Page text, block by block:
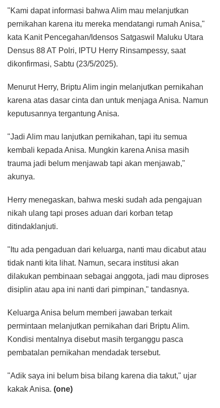
"Kami dapat informasi bahwa Alim mau melanjutkan
pernikahan karena itu mereka mendatangi rumah Anisa,"
kata Kanit Pencegahan/Idensos Satgaswil Maluku Utara
Densus 88 AT Polri, IPTU Herry Rinsampessy, saat
dikonfirmasi, Sabtu (23/5/2025).
Menurut Herry, Briptu Alim ingin melanjutkan pernikahan
karena atas dasar cinta dan untuk menjaga Anisa. Namun
keputusannya tergantung Anisa.
"Jadi Alim mau lanjutkan pernikahan, tapi itu semua
kembali kepada Anisa. Mungkin karena Anisa masih
trauma jadi belum menjawab tapi akan menjawab,"
akunya.
Herry menegaskan, bahwa meski sudah ada pengajuan
nikah ulang tapi proses aduan dari korban tetap
ditindaklanjuti.
"Itu ada pengaduan dari keluarga, nanti mau dicabut atau
tidak nanti kita lihat. Namun, secara institusi akan
dilakukan pembinaan sebagai anggota, jadi mau diproses
disiplin atau apa ini nanti dari pimpinan," tandasnya.
Keluarga Anisa belum memberi jawaban terkait
permintaan melanjutkan pernikahan dari Briptu Alim.
Kondisi mentalnya disebut masih terganggu pasca
pembatalan pernikahan mendadak tersebut.
"Adik saya ini belum bisa bilang karena dia takut," ujar
kakak Anisa. (one)